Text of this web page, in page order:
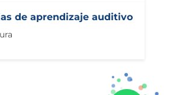
de aprendizaje auditivo